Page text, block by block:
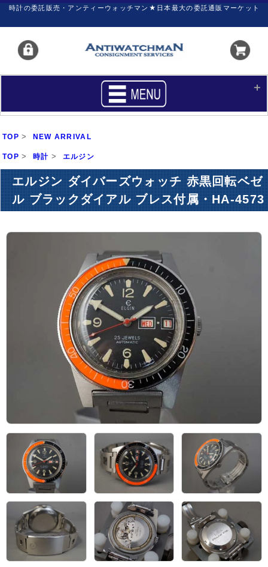
時計の委託販売・アンティーウォッチマン★日本最大の委託通販マーケット
買いたい
サポート マイページ
新着リスト 価格ダウン
ファイナルボックス
ブログ・特集記事
TOP > NEW ARRIVAL
TOP > 時計 > エルジン
エルジン ダイバーズウォッチ 赤黒回転ベゼ
ル ブラックダイアル ブレス付属・HA-4573